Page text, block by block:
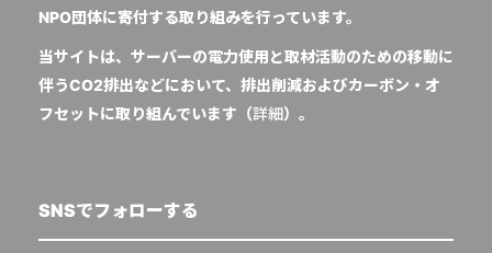
NPO団体に寄付する取り組みを行っています。
当サイトは、サーバーの電力使用と取材活動のための移動に
伴うCO2排出などにおいて、排出削減およびカーボン・オ
フセットに取り組んでいます（詳細）。
SNSでフォローする